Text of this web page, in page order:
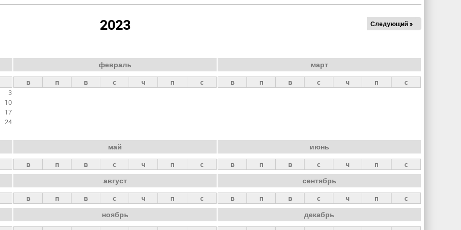
2023 Следующий »
3
10
17
24
февраль
в п в с ч п с
март
в п в с ч п с
май
в п в с ч п с
июнь
в п в с ч п с
август
в п в с ч п с
сентябрь
в п в с ч п с
ноябрь декабрь